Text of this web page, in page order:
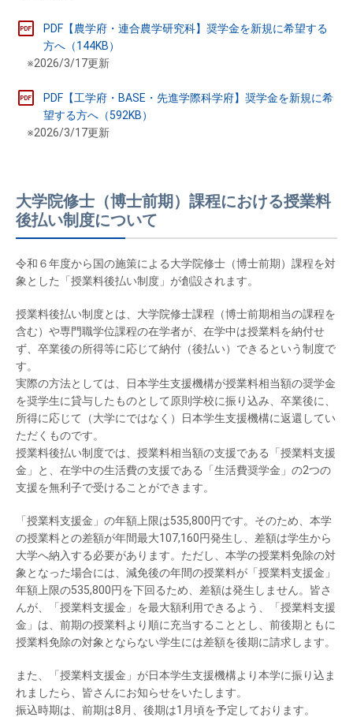
PDF【農学府・連合農学研究科】奨学金を新規に希望する
方へ（144KB）
※2026/3/17更新
PDF【工学府・BASE・先進学際科学府】奨学金を新規に希
望する方へ（592KB）
※2026/3/17更新
大学院修士（博士前期）課程における授業料
後払い制度について
令和６年度から国の施策による大学院修士（博士前期）課程を対
象とした「授業料後払い制度」が創設されます。
授業料後払い制度とは、大学院修士課程（博士前期相当の課程を
含む）や専門職学位課程の在学者が、在学中は授業料を納付せ
ず、卒業後の所得等に応じて納付（後払い）できるという制度で
す。
実際の方法としては、日本学生支援機構が授業料相当額の奨学金
を奨学生に貸与したものとして原則学校に振り込み、卒業後に、
所得に応じて（大学にではなく）日本学生支援機構に返還してい
ただくものです。
授業料後払い制度では、授業料相当額の支援である「授業料支援
金」と、在学中の生活費の支援である「生活費奨学金」の2つの
支援を無利子で受けることができます。
「授業料支援金」の年額上限は535,800円です。そのため、本学
の授業料との差額が年間最大107,160円発生し、差額は学生から
大学へ納入する必要があります。ただし、本学の授業料免除の対
象となった場合には、減免後の年間の授業料が「授業料支援金」
年額上限の535,800円を下回るため、差額は発生しません。皆さ
んが、「授業料支援金」を最大額利用できるよう、「授業料支援
金」は、前期の授業料より順に充当することとし、前後期ともに
授業料免除の対象とならない学生には差額を後期に請求します。
また、「授業料支援金」が日本学生支援機構より本学に振り込ま
れましたら、皆さんにお知らせをいたします。
振込時期は、前期は8月、後期は1月頃を予定しております。